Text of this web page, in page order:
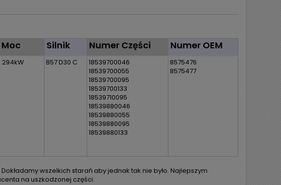
Silnik Numer Części Numer OEM
294kW B57 D30 C
18539700046
18539700055
18539700095
18539700133
18539710095
18539880046
18539880055
18539880095
18539880133
8575476
8575477
wszelkich starań aby jednak tak nie było. Najlepszym
na uszkodzonej części.